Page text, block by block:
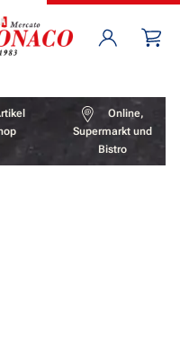
auf dem Merkzettel
Online,
Supermarkt und
Bistro